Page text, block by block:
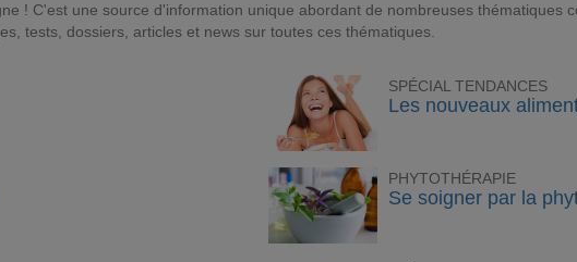
! C'est une source d'information unique abordant de nombreuses thématiques
tests, dossiers, articles et news sur toutes ces thématiques.
SPÉCIAL TENDANCES
Les nouveaux
PHYTOTHÉRAPIE
Se soigner par la